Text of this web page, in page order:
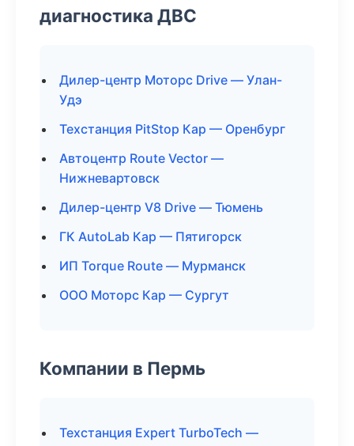
диагностика ДВС
Дилер-центр Моторс Drive — Улан-
Удэ
Техстанция PitStop Кар — Оренбург
Автоцентр Route Vector —
Нижневартовск
Дилер-центр V8 Drive — Тюмень
ГК AutoLab Кар — Пятигорск
ИП Torque Route — Мурманск
ООО Моторс Кар — Сургут
Компании в Пермь
Техстанция Expert TurboTech —